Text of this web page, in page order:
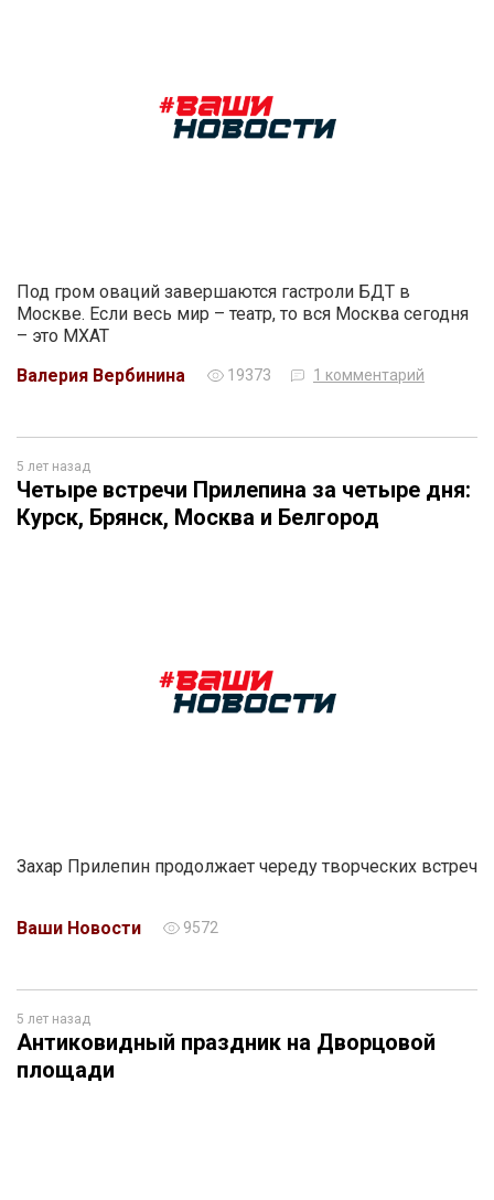
Под гром оваций завершаются гастроли БДТ в
Москве. Если весь мир – театр, то вся Москва сегодня
– это МХАТ
Валерия Вербинина
19373 1 комментарий
5 лет назад
Четыре встречи Прилепина за четыре дня:
Курск, Брянск, Москва и Белгород
Захар Прилепин продолжает череду творческих встреч
Ваши Новости 9572
5 лет назад
Антиковидный праздник на Дворцовой
площади